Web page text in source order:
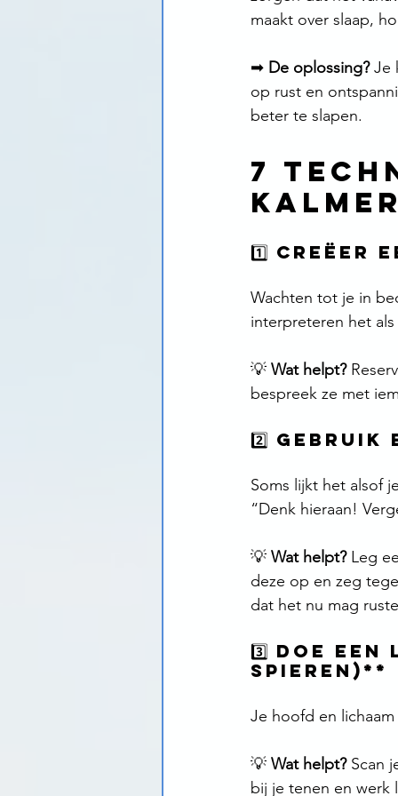
maakt over slaap,
➡ De oplossing? Je
op rust en
beter te slapen.
7
1️⃣ Creëer
Wachten tot je in
interpreteren het
💡 Wat helpt?
bespreek ze met
2️⃣
Soms lijkt het alsof
“Denk hieraan!
💡 Wat helpt? Leg
deze op en zeg
dat het nu mag
3️⃣ Doe
spieren)**
Je hoofd en
💡 Wat helpt? Scan
bij je tenen en werk